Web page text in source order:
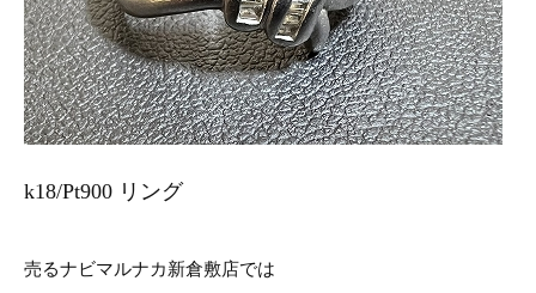
k18/Pt900 リング
売るナビマルナカ新倉敷店では